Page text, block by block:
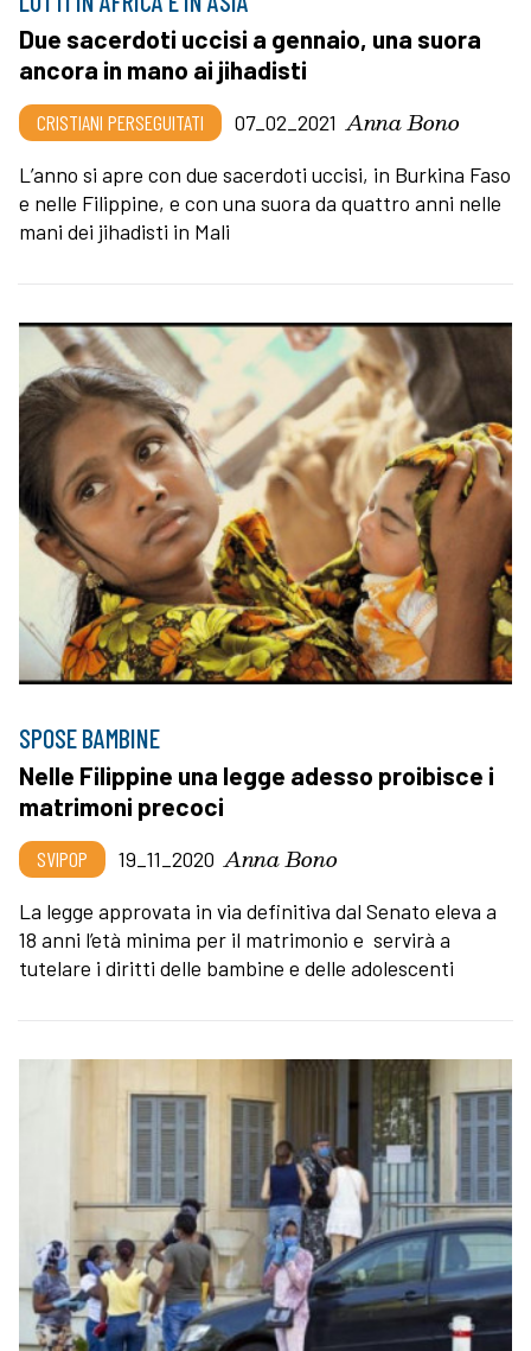
Due sacerdoti uccisi a gennaio, una suora
ancora in mano ai jihadisti
CRISTIANI PERSEGUITATI 07_02_2021 Anna Bono
L’anno si apre con due sacerdoti uccisi, in Burkina Faso
e nelle Filippine, e con una suora da quattro anni nelle
mani dei jihadisti in Mali
SPOSE BAMBINE
Nelle Filippine una legge adesso proibisce i
matrimoni precoci
SVIPOP 19_11_2020 Anna Bono
La legge approvata in via definitiva dal Senato eleva a
18 anni l’età minima per il matrimonio e servirà a
tutelare i diritti delle bambine e delle adolescenti